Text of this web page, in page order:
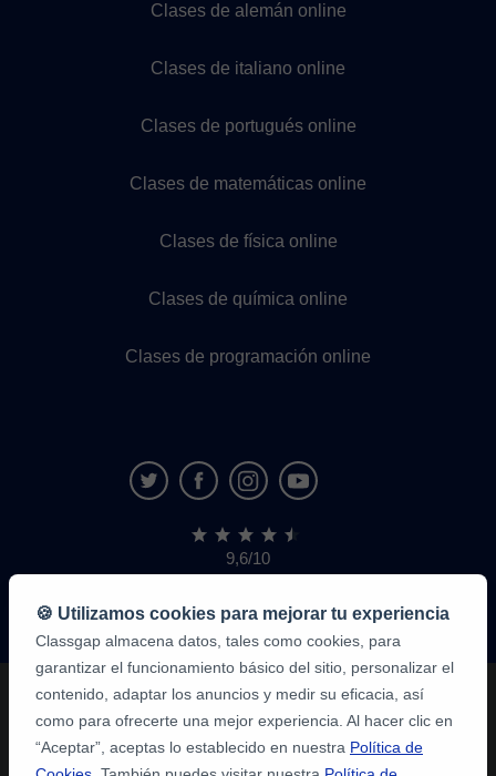
Clases de alemán online
Clases de italiano online
Clases de portugués online
Clases de matemáticas online
Clases de física online
Clases de química online
Clases de programación online
9,6/10
1,339,284
de
alumnos
🍪 Utilizamos cookies para mejorar tu experiencia
Classgap almacena datos, tales como cookies, para
garantizar el funcionamiento básico del sitio, personalizar el
contenido, adaptar los anuncios y medir su eficacia, así
como para ofrecerte una mejor experiencia. Al hacer clic en
“Aceptar”, aceptas lo establecido en nuestra Política de